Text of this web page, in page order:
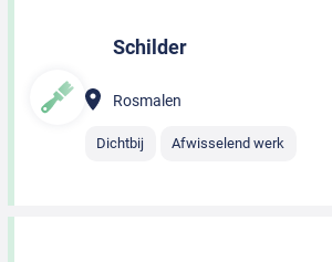
Schilder
Rosmalen
Dichtbij Afwisselend werk